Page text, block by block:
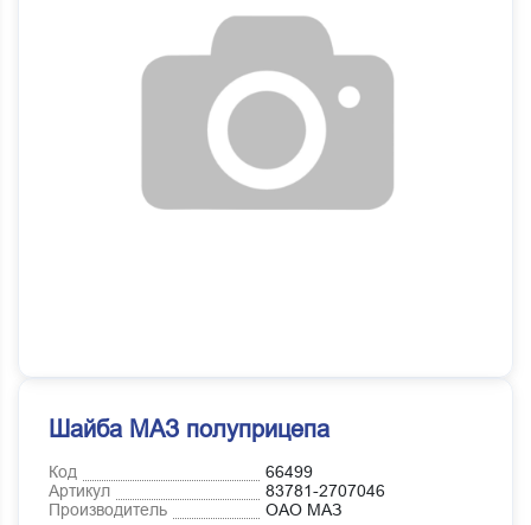
Шайба МАЗ полуприцепа
Код
66499
Артикул
83781-2707046
Производитель
ОАО МАЗ